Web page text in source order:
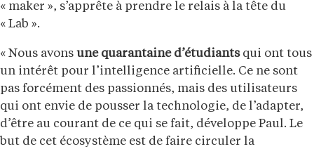
« maker », s’apprête à prendre le relais à la tête du
« Lab ».
« Nous avons une quarantaine d’étudiantsqui ont tous
un intérêt pour l’intelligence artificielle. Ce ne sont
pas forcément des passionnés, mais des utilisateurs
qui ont envie de pousser la technologie, de l’adapter,
d’être au courant de ce qui se fait, développe Paul. Le
but de cet écosystème est de faire circuler la